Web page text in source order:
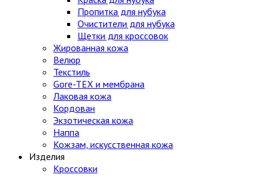
Пропитка для нубука
Очистители для нубука
Щетки для кроссовок
Жированная кожа
Велюр
Текстиль
Gore-TEX и мембрана
Лаковая кожа
Кордован
Экзотическая кожа
Наппа
Кожзам, искусственная кожа
Изделия
Кроссовки